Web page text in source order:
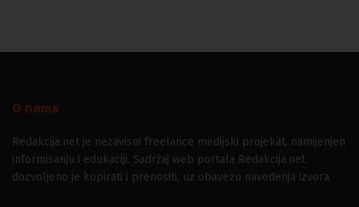
O nama
Redakcija.net je nezavisni freelance medijski projekat, namijenjen
informisanju i edukaciji. Sadržaj web portala Redakcija.net
dozvoljeno je kopirati i prenositi, uz obavezu navođenja izvora